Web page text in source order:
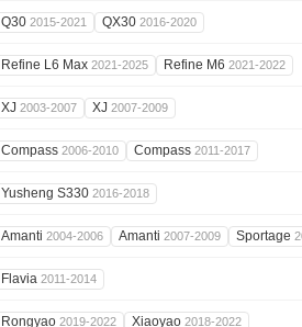
Q30 2015-2021 QX30 2016-2020
Refine L6 Max 2021-2025 Refine M6 2021-2022
XJ 2003-2007 XJ 2007-2009
Compass 2006-2010 Compass 2011-2017
Yusheng S330 2016-2018
Amanti 2004-2006 Amanti 2007-2009 Sportage
Flavia 2011-2014
Rongyao 2019-2022 Xiaoyao 2018-2022